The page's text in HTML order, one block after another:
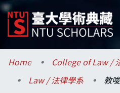
Communities &
Research Outputs
Home
College of Law /
Law / 法律學系
教